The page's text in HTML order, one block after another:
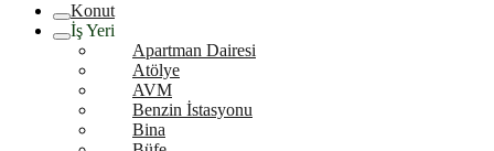
Konut
İş Yeri
Apartman Dairesi
Atölye
AVM
Benzin İstasyonu
Bina